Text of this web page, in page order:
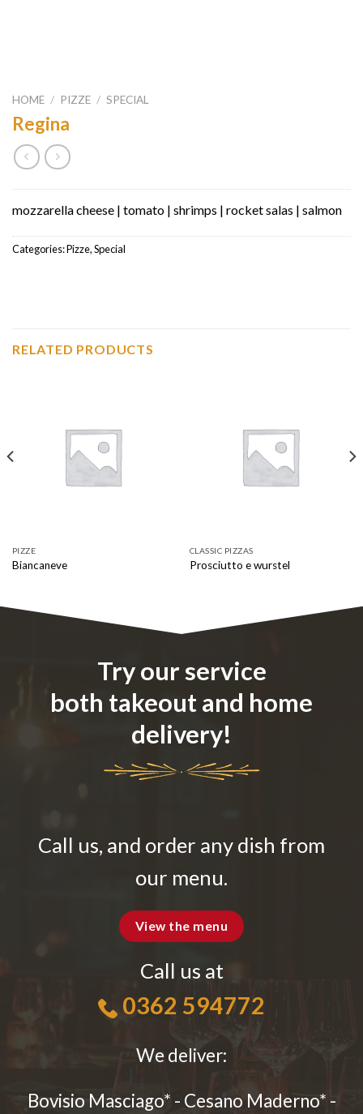
HOME / PIZZE / SPECIAL
Regina
mozzarella cheese | tomato | shrimps | rocket salas | salmon
Categories:Pizze,Special
RELATED PRODUCTS
PIZZE
Biancaneve
CLASSIC PIZZAS
Prosciutto e wurstel
Try our service
both takeout and home
delivery!
Call us, and order any dish from
our menu.
View the menu
Call us at
0362 594772
We deliver:
Bovisio Masciago* - Cesano Maderno* -